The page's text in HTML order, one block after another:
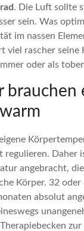
. Die Luft sollte
sein. Was
im nassen
viel rascher seine
oder als
brauchen
regulieren. Daher
angebracht,
Körper. 32
absolut
zur